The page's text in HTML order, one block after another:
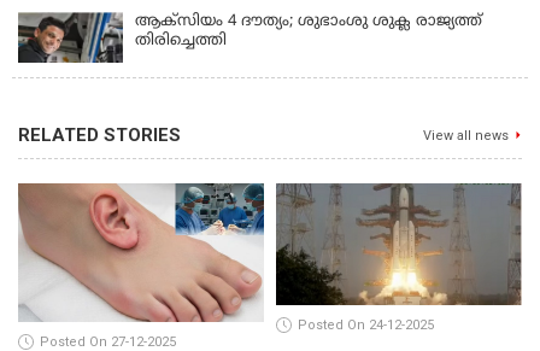
ആക്‌സിയം 4 ദൗത്യം; ശുഭാംശു ശുക്ല രാജ്യത്ത്
തിരിച്ചെത്തി
RELATED STORIES View all news
Posted On 27-12-2025
Posted On 24-12-2025